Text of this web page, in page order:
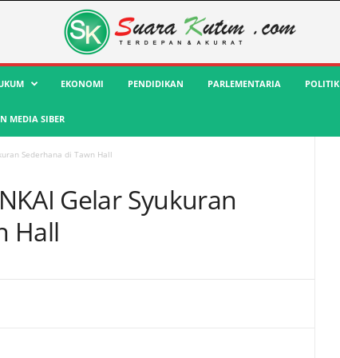
EKONOMI PENDIDIKAN PARLEMENTARIA POLITIK
MEDIA SIBER
Sederhana di Tawn Hall
Gelar Syukuran
Hall